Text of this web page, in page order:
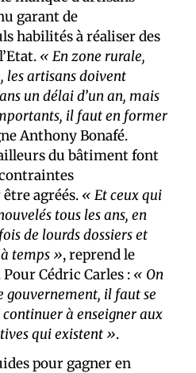
garant de
habilités à réaliser des
« En zone rurale,
les artisans doivent
un délai d’un an, mais
il faut en former
Anthony Bonafé.
du bâtiment font
agréés. « Et ceux qui
tous les ans, en
de lourds dossiers et
temps », reprend le
Cédric Carles : « On
gouvernement, il faut se
à enseigner aux
qui existent ».
pour gagner en